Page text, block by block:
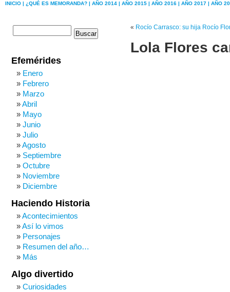
INICIO | ¿QUÉ ES MEMORANDA? | AÑO 2014 | AÑO 2015 | AÑO 2016 | AÑO 2017 | AÑO
« Rocío Carrasco: su hija Rocío
Lola Flores
Efemérides
Enero
Febrero
Marzo
Abril
Mayo
Junio
Julio
Agosto
Septiembre
Octubre
Noviembre
Diciembre
Haciendo Historia
Acontecimientos
Así lo vimos
Personajes
Resumen del año…
Más
Algo divertido
Curiosidades